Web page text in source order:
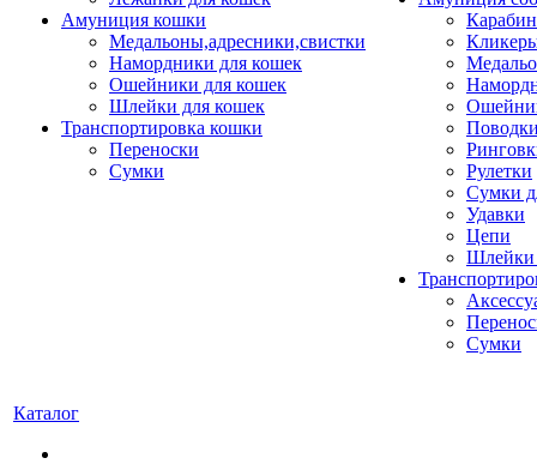
Амуниция кошки
Медальоны,адресники,свистки
Намордники для кошек
Ошейники для кошек
Шлейки для кошек
Транспортировка кошки
Переноски
Сумки
Рулетки
Сумки
Удавки
Цепи
Шлейки
Сумки
Каталог